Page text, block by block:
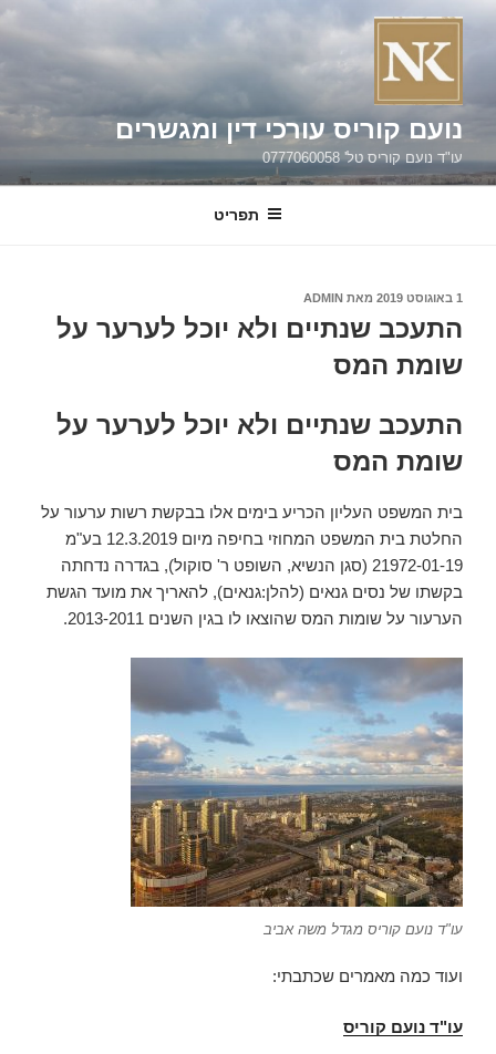
דילוג
נועם קוריס עורכי דין ומגשרים
עו"ד נועם קוריס טל' 0777060058
תפריט
פורסם1 באוגוסט 2019 מאת ADMIN
התעכב שנתיים ולא יוכל לערער על
שומת המס
התעכב שנתיים ולא יוכל לערער על
שומת המס
בית המשפט העליון הכריע בימים אלו בבקשת רשות ערעור על
החלטת בית המשפט המחוזי בחיפה מיום 12.3.2019 בע"מ
21972-01-19 (סגן הנשיא, השופט ר' סוקול), בגדרה נדחתה
בקשתו של נסים גנאים (להלן:גנאים), להאריך את מועד הגשת
הערעור על שומות המס שהוצאו לו בגין השנים 2013-2011.
עו"ד נועם קוריס מגדל משה אביב
ועוד כמה מאמרים שכתבתי:
עו"ד נועם קוריס